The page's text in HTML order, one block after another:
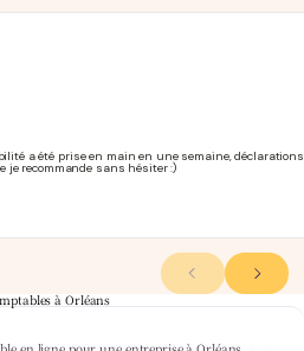
a été prise en main en une semaine,
je recommande sans hésiter :)
à Orléans